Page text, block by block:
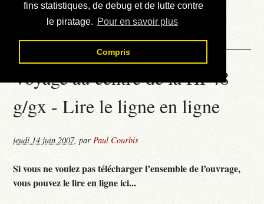
fins statistiques, de debug et de lutte contre
le piratage. Pour en savoir plus
Compris
Téléchargement
Contact
Voyage au centre de la HP48
g/gx - Lire le ligne en ligne
jeudi 14 juin 2007,parPaul Courbis
Si vous ne voulez pas télécharger l’ensemble de l’ouvrage,
vous pouvez le lire en ligne ici...